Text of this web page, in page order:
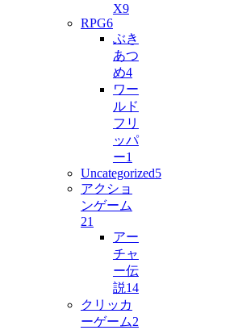
X9
RPG6
ぶき
あつ
め4
ワー
ルド
フリ
ッパ
ー1
Uncategorized5
アクショ
ンゲーム
21
アー
チャ
ー伝
説14
クリッカ
ーゲーム2